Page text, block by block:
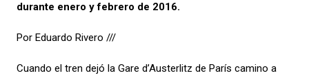
durante enero y febrero de 2016.
Por Eduardo Rivero ///
Cuando el tren dejó la Gare d’Austerlitz de París camino a